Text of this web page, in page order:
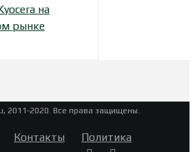
на
рынке
2011-2020. Все права защищены.
Контакты
Политика